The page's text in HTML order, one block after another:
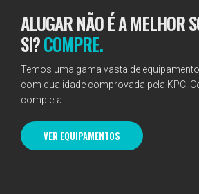
ALUGAR NÃO É A MELHOR
SI?COMPRE.
Temos uma gama vasta de
com qualidade comprovada pela KPC.
completa.
VER EQUIPAMENTOS